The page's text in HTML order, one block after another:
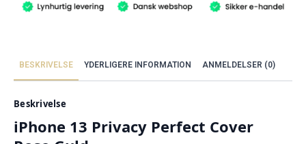
349,00 kr..
104,70 kr..
BESKRIVELSE YDERLIGERE INFORMATION ANMELDELSER (0)
Beskrivelse
iPhone 13 Privacy Perfect Cover